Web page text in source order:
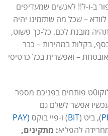
ב-ו-ל!! לאנשים שמעדיפים
– שכל מה שתזמינו יהיה
מובנת לכם. כל-כך פשוט,
בקלות במהירות – כבר
– ואפשרית בכל כרטיסי
לאחר בקשות של מספר לקוחות – לוקו0ט פותחים בפניכם מספר
אפשר לשלם גם
), ביט (BIT) ו-פיי בוקס (PAY
להפליא: מתקינים,